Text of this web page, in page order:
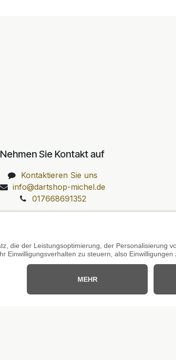
Nehmen Sie Kontakt auf
Kontaktieren Sie uns
info@dartshop-michel.de
017668691352